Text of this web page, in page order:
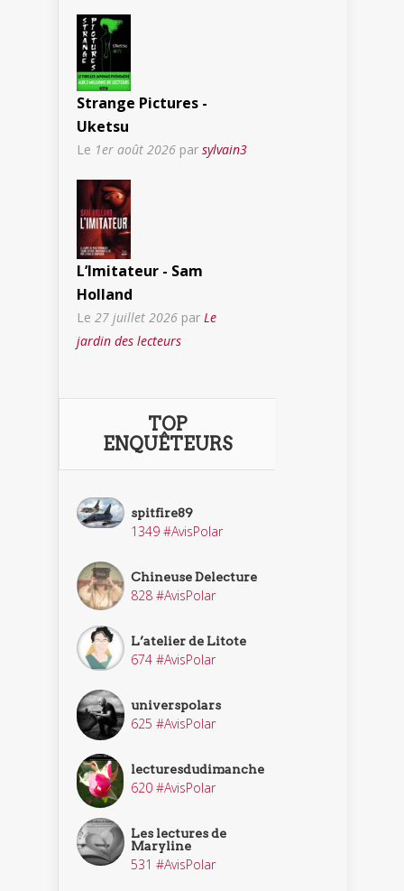
Strange Pictures -
Uketsu
Le 1er août 2026 par sylvain3
L’Imitateur - Sam
Holland
Le 27 juillet 2026 par Le
jardin des lecteurs
TOP
ENQUÊTEURS
spitfire89
1349 #AvisPolar
Chineuse Delecture
828 #AvisPolar
L’atelier de Litote
674 #AvisPolar
universpolars
625 #AvisPolar
lecturesdudimanche
620 #AvisPolar
Les lectures de
Maryline
531 #AvisPolar